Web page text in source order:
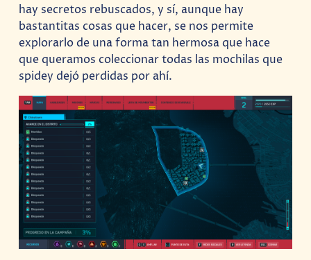
hay secretos rebuscados, y sí, aunque hay
bastantitas cosas que hacer, se nos permite
explorarlo de una forma tan hermosa que hace
que queramos coleccionar todas las mochilas que
spidey dejó perdidas por ahí.